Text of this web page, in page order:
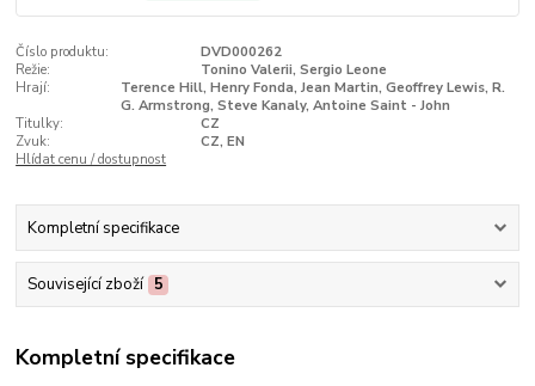
Číslo produktu:
DVD000262
Režie:
Tonino Valerii, Sergio Leone
Hrají:
Terence Hill, Henry Fonda, Jean Martin, Geoffrey Lewis, R.
G. Armstrong, Steve Kanaly, Antoine Saint - John
Titulky:
CZ
Zvuk:
CZ, EN
Hlídat cenu / dostupnost
Kompletní specifikace
Související zboží 5
Kompletní specifikace